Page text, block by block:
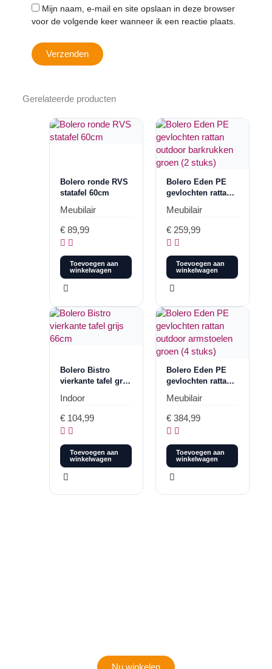
Mijn naam, e-mail en site opslaan in deze browser
voor de volgende keer wanneer ik een reactie plaats.
Gerelateerde producten
Bolero ronde RVS
statafel 60cm
Meubilair
€ 89,99
Toevoegen aan
winkelwagen
Bolero Eden PE
gevlochten rattan
barkrukken groen
(2 stuks)
Meubilair
€ 259,99
Toevoegen aan
winkelwagen
Bolero Bistro
vierkante tafel grijs
Indoor
€ 104,99
Toevoegen aan
winkelwagen
Bolero Eden PE
gevlochten rattan
armstoelen groen
(4 stuks)
Meubilair
€ 384,99
Toevoegen aan
winkelwagen